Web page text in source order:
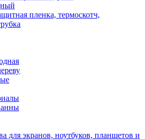
пленка, термоскотч,
для экранов, ноутбуков, планшетов и